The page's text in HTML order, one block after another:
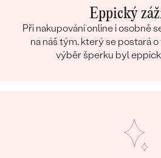
Eppický
Při nakupování online i osobně
na náš tým, který se postará
výběr šperku byl